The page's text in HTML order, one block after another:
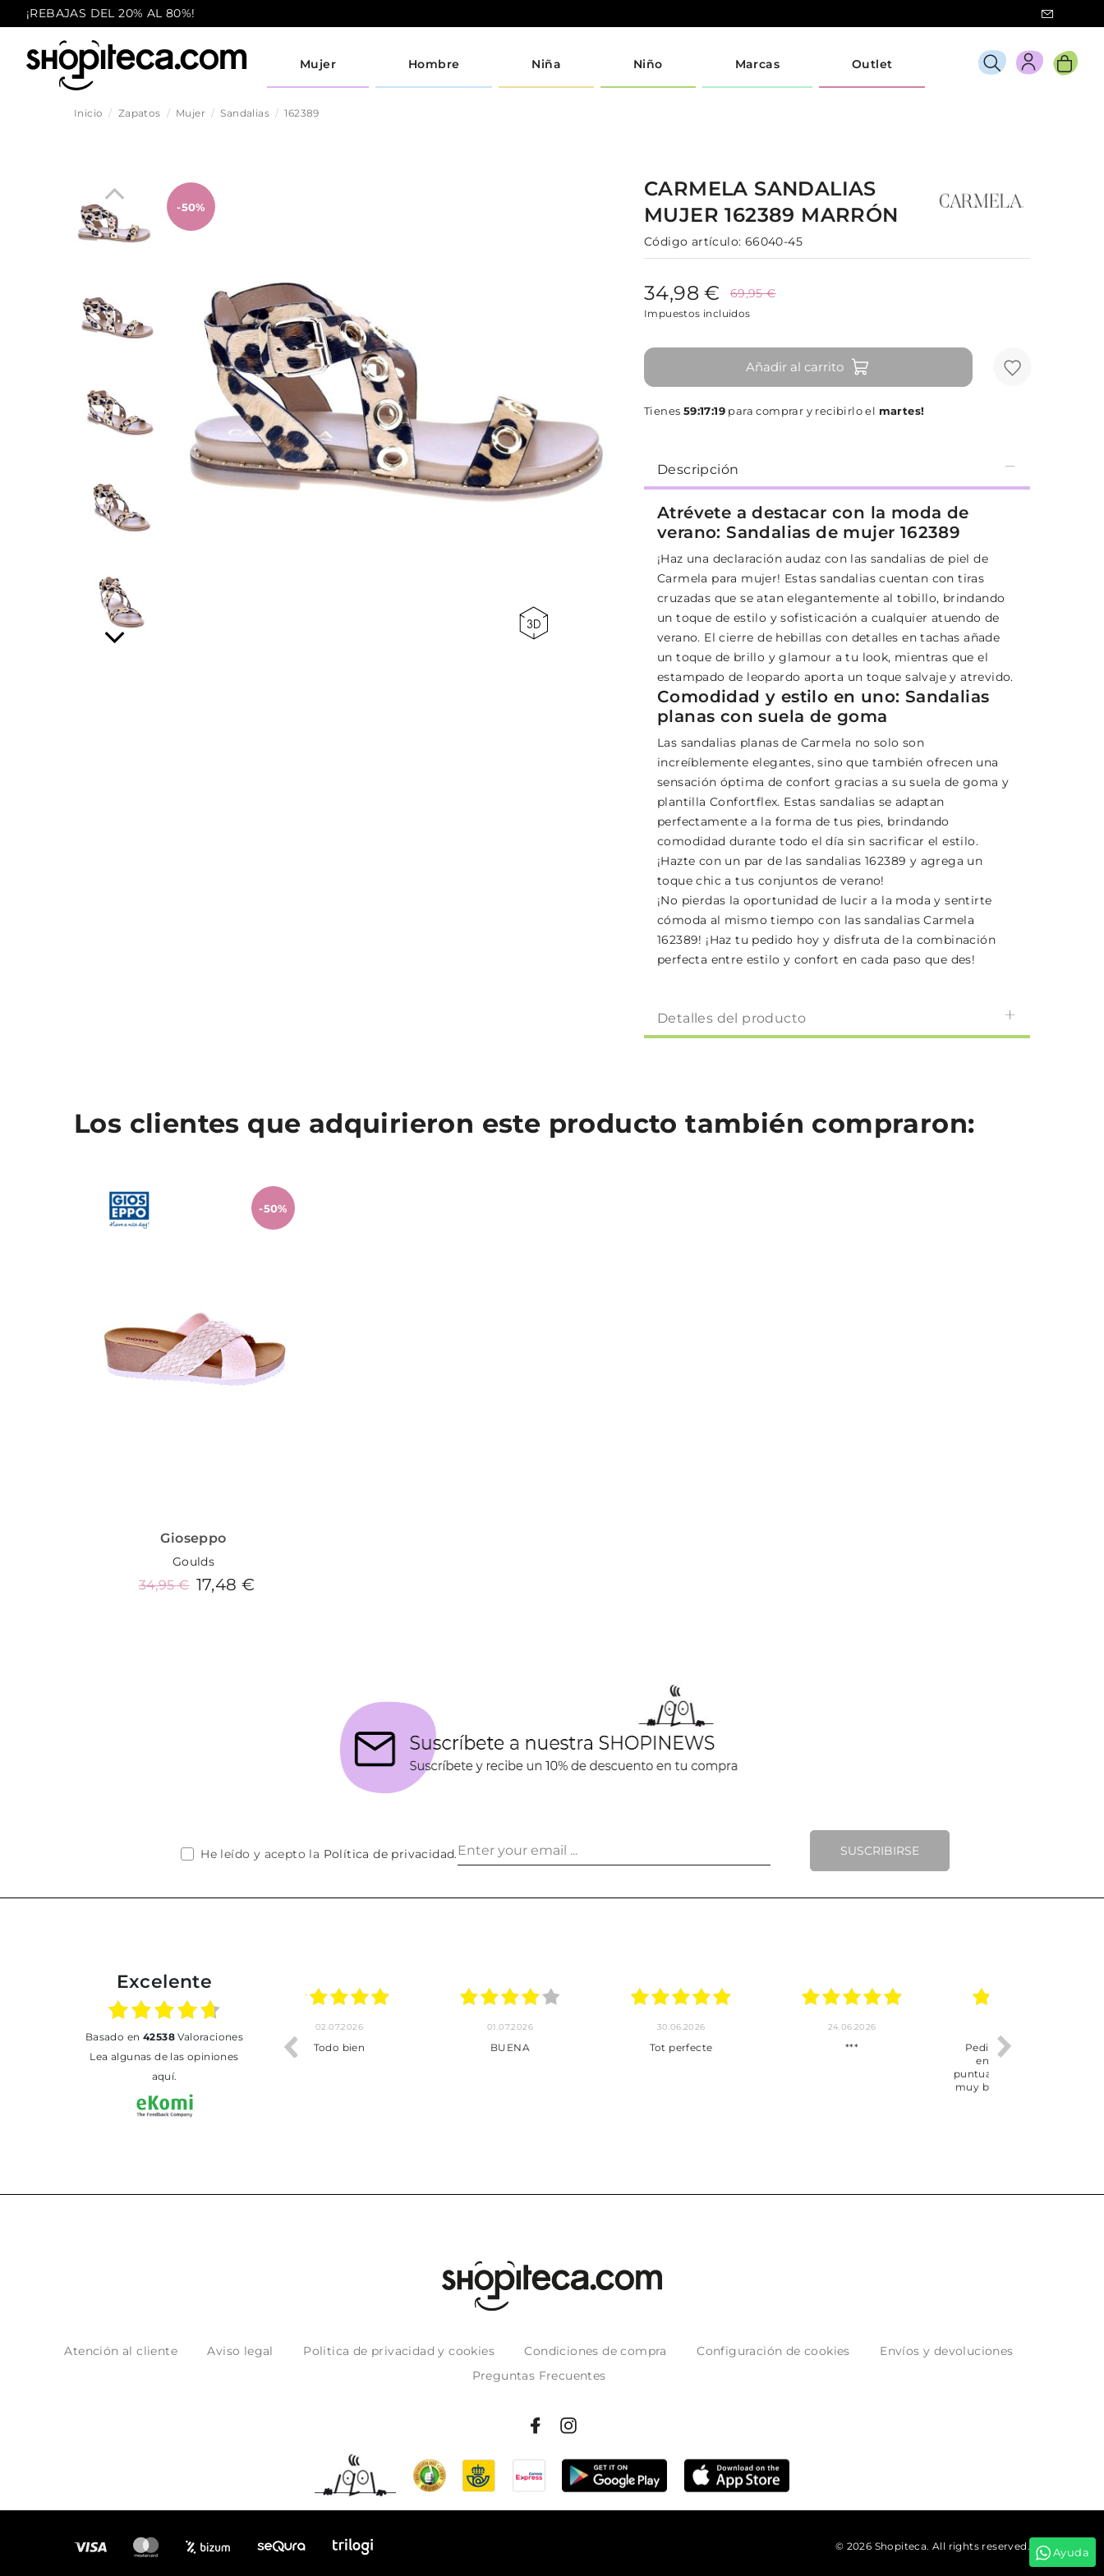
¡REBAJAS DEL 20% AL 80%!
Mujer Hombre Niña Niño Marcas Outlet
Inicio Zapatos Mujer Sandalias 162389
-50%
CARMELA SANDALIAS
MUJER162389 MARRÓN
Código artículo: 66040-45
34,98 € 69,95 €
Impuestos incluidos
Añadir al carrito
Tienes 59:17:19 para comprar y recibirlo el martes!
Descripción
Atrévete a destacar con la moda de
verano: Sandalias de mujer 162389
¡Haz una declaración audaz con las sandalias de piel de
Carmela para mujer! Estas sandalias cuentan con tiras
cruzadas que se atan elegantemente al tobillo, brindando
un toque de estilo y sofisticación a cualquier atuendo de
verano. El cierre de hebillas con detalles en tachas añade
un toque de brillo y glamour a tu look, mientras que el
estampado de leopardo aporta un toque salvaje y atrevido.
Comodidad y estilo en uno: Sandalias
planas con suela de goma
Las sandalias planas de Carmela no solo son
increíblemente elegantes, sino que también ofrecen una
sensación óptima de confort gracias a su suela de goma y
plantilla Confortflex. Estas sandalias se adaptan
perfectamente a la forma de tus pies, brindando
comodidad durante todo el día sin sacrificar el estilo.
¡Hazte con un par de las sandalias 162389 y agrega un
toque chic a tus conjuntos de verano!
¡No pierdas la oportunidad de lucir a la moda y sentirte
cómoda al mismo tiempo con las sandalias Carmela
162389! ¡Haz tu pedido hoy y disfruta de la combinación
perfecta entre estilo y confort en cada paso que des!
Detalles del producto
Los clientes que adquirieron este producto también compraron:
-50%
Gioseppo
Goulds
17,48 €
34,95 €
SUSCRIBIRSE
He leído y acepto la Política de privacidad.
Excelente
basado en 42538Valoraciones
Lea algunas de las opiniones
aquí.
Tot perfecte
Pedido hecho, pedido
Servicio muy completo
entrega del producto.
Atención al cliente Aviso legal Politica de privacidad y cookies Condiciones de compra Configuración de cookies
Envíos y devoluciones
Preguntas Frecuentes
© 2026 Shopiteca. All rights reserved. Ayuda